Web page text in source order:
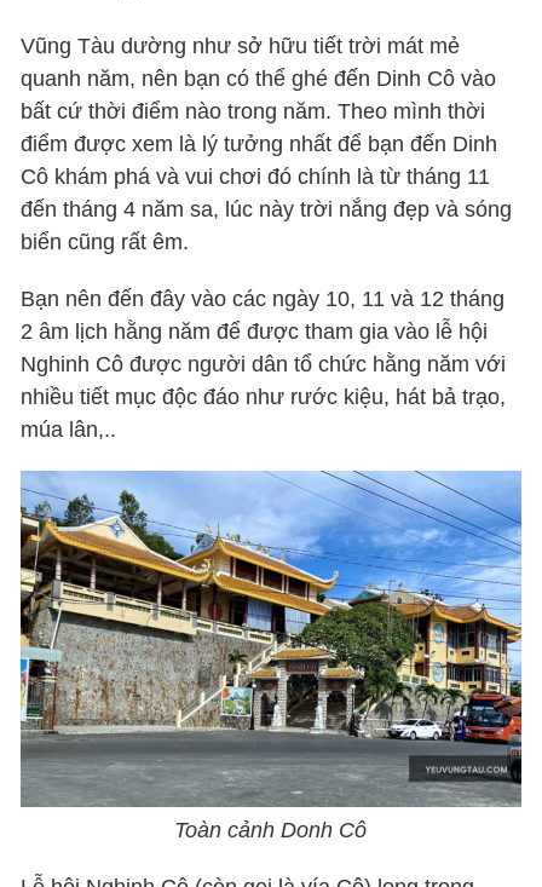
Vũng Tàu dường như sở hữu tiết trời mát mẻ
quanh năm, nên bạn có thể ghé đến Dinh Cô vào
bất cứ thời điểm nào trong năm. Theo mình thời
điểm được xem là lý tưởng nhất để bạn đến Dinh
Cô khám phá và vui chơi đó chính là từ tháng 11
đến tháng 4 năm sa, lúc này trời nắng đẹp và sóng
biển cũng rất êm.
Bạn nên đến đây vào các ngày 10, 11 và 12 tháng
2 âm lịch hằng năm để được tham gia vào lễ hội
Nghinh Cô được người dân tổ chức hằng năm với
nhiều tiết mục độc đáo như rước kiệu, hát bả trạo,
múa lân,..
Toàn cảnh Donh Cô